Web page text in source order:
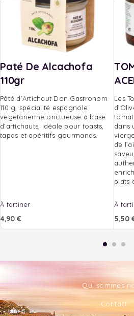
Paté De Alcachofa
110gr
Pâté d’Artichaut Don Gastronom
110 g, spécialité espagnole
végétarienne onctueuse à base
d’artichauts, idéale pour toasts,
tapas et apéritifs gourmands.
À tartiner
4,90 €
Les
dans
de
plats
À
5,50
Qui sommes
Contact